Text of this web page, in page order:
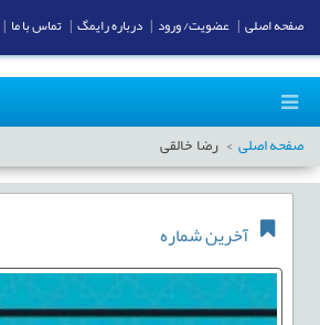
صفحه اصلی رضا خالقی
آخرین شماره
صفحه اصلی عضویت/ ورود درباره رایمگ تماس با ما